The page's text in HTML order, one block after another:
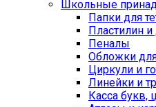
Школьные
Папки для
Пластилин
Пеналы
Обложки
Циркули и
Линейки и
Касса букв,